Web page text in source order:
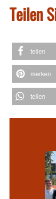
Teilen
teilen
merken
teilen